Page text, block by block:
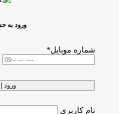
ورود به
شماره موبایل*
ورود
نام کاربری